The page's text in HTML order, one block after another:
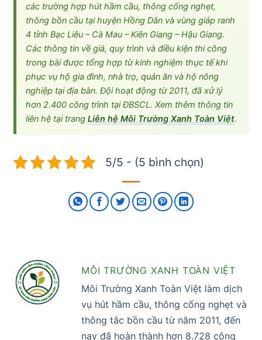
các trường hợp hút hầm cầu, thông cống nghẹt,
thông bồn cầu tại huyện Hồng Dân và vùng giáp ranh
4 tỉnh Bạc Liêu – Cà Mau – Kiên Giang – Hậu Giang.
Các thông tin về giá, quy trình và điều kiện thi công
trong bài được tổng hợp từ kinh nghiệm thực tế khi
phục vụ hộ gia đình, nhà trọ, quán ăn và hộ nông
nghiệp tại địa bàn. Đội hoạt động từ 2011, đã xử lý
hơn 2.400 công trình tại ĐBSCL. Xem thêm thông tin
liên hệ tại trang Liên hệ Môi Trường Xanh Toàn Việt.
5/5 - (5 bình chọn)
MÔI TRƯỜNG XANH TOÀN VIỆT
Môi Trường Xanh Toàn Việt làm dịch
vụ hút hầm cầu, thông cống nghẹt và
thông tắc bồn cầu từ năm 2011, đến
nay đã hoàn thành hơn 8.728 công